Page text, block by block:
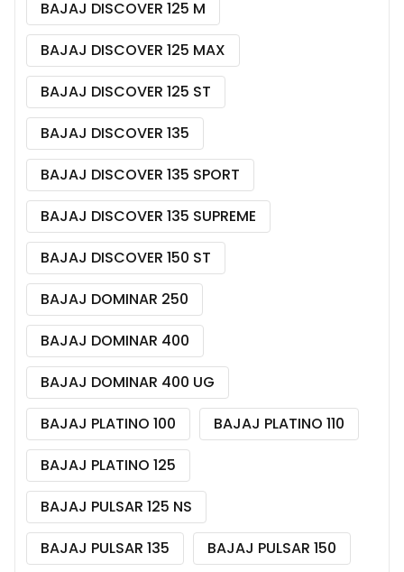
BAJAJ DISCOVER 125 M
BAJAJ DISCOVER 125 MAX
BAJAJ DISCOVER 125 ST
BAJAJ DISCOVER 135
BAJAJ DISCOVER 135 SPORT
BAJAJ DISCOVER 135 SUPREME
BAJAJ DISCOVER 150 ST
BAJAJ DOMINAR 250
BAJAJ DOMINAR 400
BAJAJ DOMINAR 400 UG
BAJAJ PLATINO 100
BAJAJ PLATINO 110
BAJAJ PLATINO 125
BAJAJ PULSAR 125 NS
BAJAJ PULSAR 135
BAJAJ PULSAR 150